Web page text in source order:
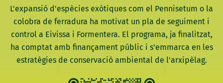
L'expansió d'espècies exòtiques com el Pennisetum o la
colobra de ferradura ha motivat un pla de seguiment i
control a Eivissa i Formentera. El programa, ja finalitzat,
ha comptat amb finançament públic i s'emmarca en les
estratègies de conservació ambiental de l'arxipèlag.